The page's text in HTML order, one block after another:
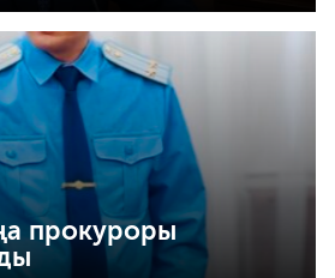
прокуроры